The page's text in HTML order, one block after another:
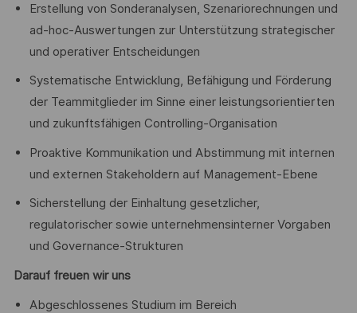
Erstellung von Sonderanalysen, Szenariorechnungen und
ad-hoc-Auswertungen zur Unterstützung strategischer
und operativer Entscheidungen
Systematische Entwicklung, Befähigung und Förderung
der Teammitglieder im Sinne einer leistungsorientierten
und zukunftsfähigen Controlling-Organisation
Proaktive Kommunikation und Abstimmung mit internen
und externen Stakeholdern auf Management-Ebene
Sicherstellung der Einhaltung gesetzlicher,
regulatorischer sowie unternehmensinterner Vorgaben
und Governance-Strukturen
Darauf freuen wir uns
Abgeschlossenes Studium im Bereich